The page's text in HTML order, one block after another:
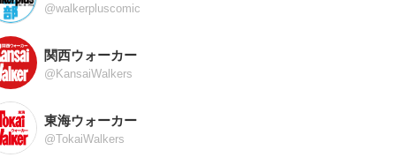
@walkerpluscomic
関西ウォーカー
@KansaiWalkers
東海ウォーカー
@TokaiWalkers